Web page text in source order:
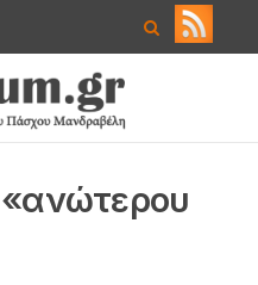
«ανώτερου